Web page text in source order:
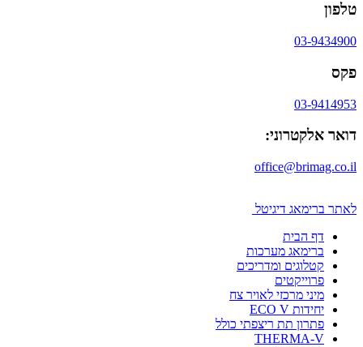
טלפון
03-9434900
פקס
03-9414953
דואר אלקטרוני:
office@brimag.co.il
לאתר ברימאג דיגיטל
דף הבית
ברימאג מערכות
קטלוגים ומדריכים
פרוייקטים
מיני מרכזי לאויר צח
יחידות ECO V
פתרון תת ריצפתי כולל
THERMA-V